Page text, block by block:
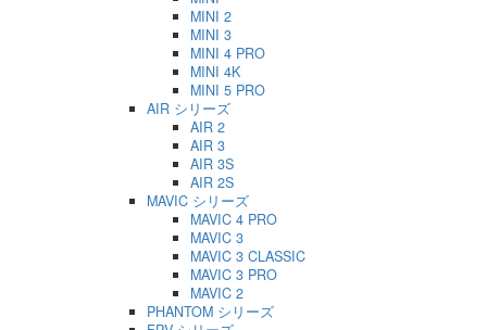
MINI 2
MINI 3
MINI 4 PRO
MINI 4K
MINI 5 PRO
AIR シリーズ
AIR 2
AIR 3
AIR 3S
AIR 2S
MAVIC シリーズ
MAVIC 4 PRO
MAVIC 3
MAVIC 3 CLASSIC
MAVIC 3 PRO
MAVIC 2
PHANTOM シリーズ